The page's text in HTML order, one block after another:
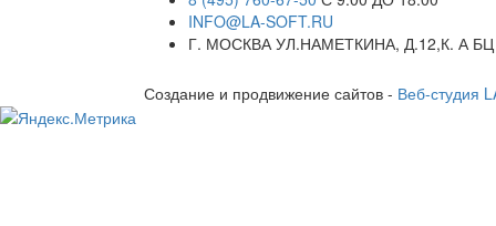
INFO@LA-SOFT.RU
Г. МОСКВА УЛ.НАМЕТКИНА, Д.12,К. А
Создание и продвижение сайтов - Веб-студия